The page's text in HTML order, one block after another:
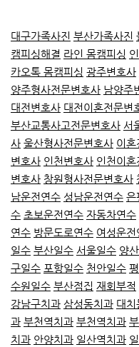
대구가족사진 부산가족사진
캠피싱해결 라인 몸캠피싱
카오톡 몸캠피싱 광주변호사
양주형사전문변호사 남양주
대전변호사 대전이혼전문변
부산교통사고전문변호사 서
사 울산형사전문변호사 이혼
변호사 인천변호사 인천이
변호사 창원형사전문변호사
남운전연수 성남운전연수 은
수 초보운전연수 자동차연수
연수 방문도로연수 여성운전
일수 부산일수 서울일수 양
구일수 포항일수 천안일수
수원일수 부산점집 재회부적
강남구치과 삼성동치과 대치
과 부천역치과 부천역치과
치과 안양치과 일산역치과